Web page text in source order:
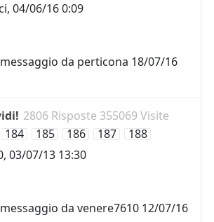
, 04/06/16 0:09
da perticona 18/07/16
2806 Risposte 355069 Visite
184 185 186 187
188
, 03/07/13 13:30
da venere7610 12/07/16